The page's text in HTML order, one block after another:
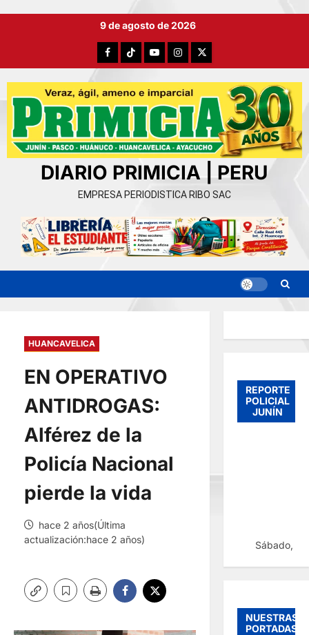
9 de agosto de 2026
FacebookTikTokYouTubeInstagram
X
DIARIO PRIMICIA | PERU
EMPRESA PERIODISTICA RIBO SAC
HUANCAVELICA
EN OPERATIVO
ANTIDROGAS:
Alférez de la
Policía Nacional
pierde la vida
hace 2 años(Última
actualización:hace 2 años)
REPORTE
POLICIAL
JUNÍN
Sábado,
NUESTRAS
PORTADAS